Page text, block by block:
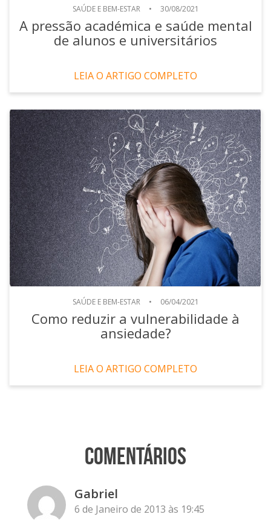
SAÚDE E BEM-ESTAR • 30/08/2021
A pressão académica e saúde mental
de alunos e universitários
LEIA O ARTIGO COMPLETO
SAÚDE E BEM-ESTAR • 06/04/2021
Como reduzir a vulnerabilidade à
ansiedade?
LEIA O ARTIGO COMPLETO
Comentários
Gabriel
6 de Janeiro de 2013 às 19:45